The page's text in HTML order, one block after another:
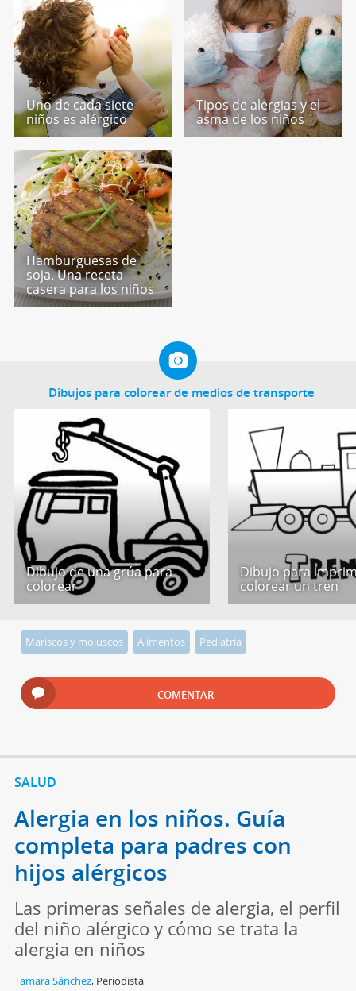
Uno de cada siete
niños es alérgico
Tipos de alergias y el
asma de los niños
Hamburguesas de
soja. Una receta
casera para los niños
Dibujos para colorear de medios de transporte
Dibujo de una grúa para
colorear
Dibujo para
colorear un tren
Mariscos y moluscos Alimentos Pediatría
COMENTAR
SALUD
Alergia en los niños. Guía
completa para padres con
hijos alérgicos
Las primeras señales de alergia, el perfil
del niño alérgico y cómo se trata la
alergia en niños
Tamara Sánchez, Periodista